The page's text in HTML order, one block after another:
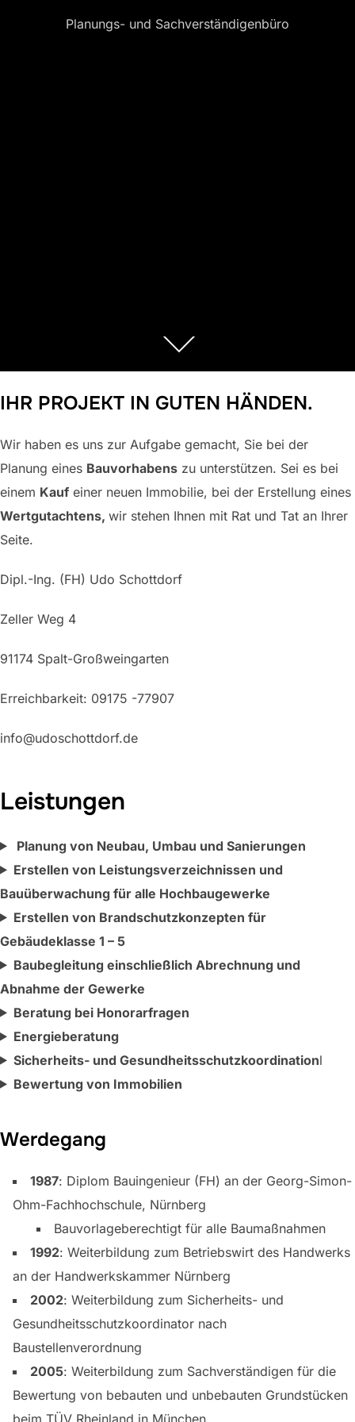
Planungs- und Sachverständigenbüro
Zum
Inhalt
scrollen
IHR PROJEKT IN GUTEN HÄNDEN.
Wir haben es uns zur Aufgabe gemacht, Sie bei der
Planung eines Bauvorhabens zu unterstützen. Sei es bei
einem Kauf einer neuen Immobilie, bei der Erstellung eines
Wertgutachtens, wir stehen Ihnen mit Rat und Tat an Ihrer
Seite.
Dipl.-Ing. (FH) Udo Schottdorf
Zeller Weg 4
91174 Spalt-Großweingarten
Erreichbarkeit: 09175 -77907
info@udoschottdorf.de
Leistungen
Planung von Neubau, Umbau und Sanierungen
Erstellen von Leistungsverzeichnissen und
Bauüberwachung für alle Hochbaugewerke
Erstellen von Brandschutzkonzepten für
Gebäudeklasse 1 – 5
Baubegleitung einschließlich Abrechnung und
Abnahme der Gewerke
Beratung bei Honorarfragen
Energieberatung
Sicherheits- und Gesundheitsschutzkoordinationl
Bewertung von Immobilien
Werdegang
1987: Diplom Bauingenieur (FH) an der Georg-Simon-
Ohm-Fachhochschule, Nürnberg
Bauvorlageberechtigt für alle Baumaßnahmen
1992: Weiterbildung zum Betriebswirt des Handwerks
an der Handwerkskammer Nürnberg
2002: Weiterbildung zum Sicherheits- und
Gesundheitsschutzkoordinator nach
Baustellenverordnung
2005: Weiterbildung zum Sachverständigen für die
Bewertung von bebauten und unbebauten Grundstücken
beim TÜV Rheinland in München